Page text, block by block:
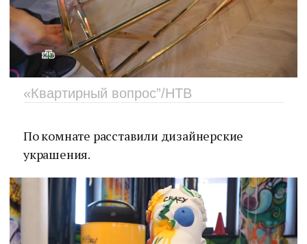
«Квартирный вопрос”/НТВ
По комнате расставили дизайнерские
украшения.